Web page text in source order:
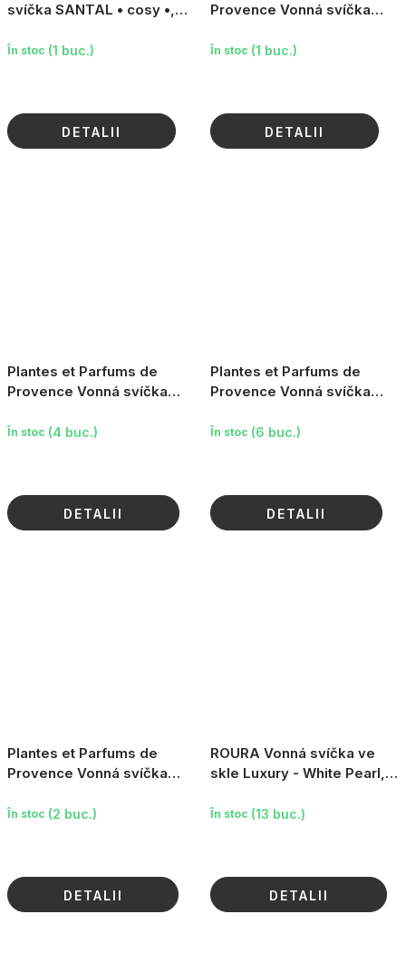
svíčka SANTAL • cosy •,
În stoc (1 buc.)
DETALII
Provence Vonná svíčka
poblíž Argenteuil (ver
În stoc (1 buc.)
DETALII
Plantes et Parfums de
Provence Vonná svíčka
Seiny poblíž Giverny (le
În stoc (4 buc.)
DETALII
Plantes et Parfums de
Provence Vonná svíčka
(růže), 180g
În stoc (6 buc.)
DETALII
Plantes et Parfums de
Provence Vonná svíčka
východ slunce, 250 g
În stoc (2 buc.)
DETALII
ROURA Vonná svíčka ve
skle Luxury - White Pearl,
În stoc (13 buc.)
DETALII